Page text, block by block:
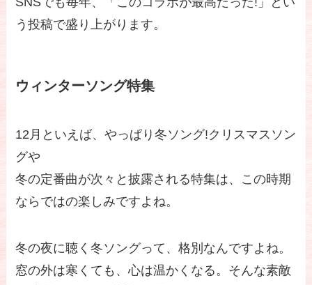
う投稿で盛り上がります。
ウィンターソング特集
12月といえば、やっぱり冬ソング!クリスマスソン
グや
冬の定番曲が次々と披露される特集は、この時期
ならではの楽しみですよね。
冬の夜に聴く冬ソングって、格別なんですよね。
窓の外は寒くても、心は温かくなる。そんな素敵